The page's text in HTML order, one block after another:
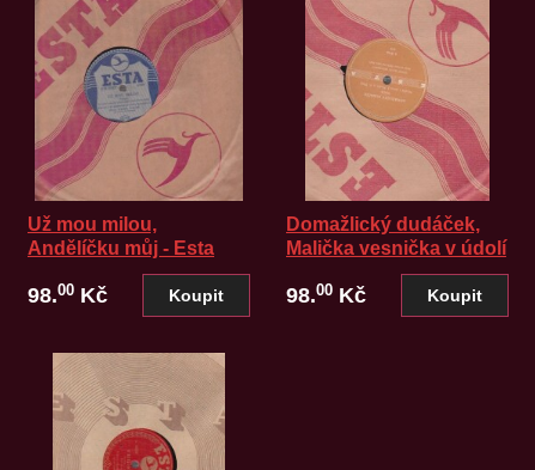
Už mou milou,
Andělíčku můj - Esta
98.00 Kč
Domažlický dudáček,
Malička vesnička v údolí
98.00Kč